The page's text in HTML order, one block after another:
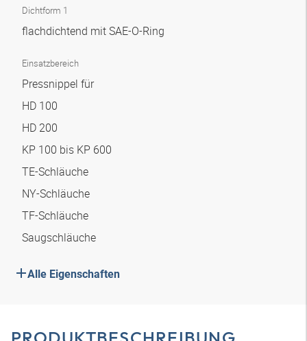
Dichtform 1
flachdichtend mit SAE-O-Ring
Einsatzbereich
Pressnippel für
HD 100
HD 200
KP 100 bis KP 600
TE-Schläuche
NY-Schläuche
TF-Schläuche
Saugschläuche
Alle Eigenschaften